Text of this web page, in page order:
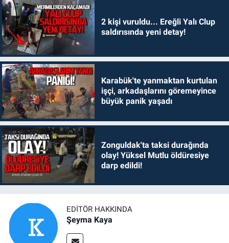
2 kişi vuruldu... Ereğli Yalı Clup
saldırısında yeni detay!
Karabük'te yanmaktan kurtulan
işçi, arkadaşlarını göremeyince
büyük panik yaşadı
Zonguldak'ta taksi durağında
olay! Yüksel Mutlu öldüresiye
darp edildi!
EDITÖR HAKKINDA
Şeyma Kaya